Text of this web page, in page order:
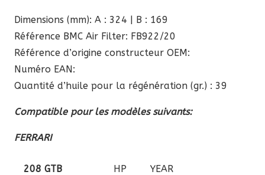
Dimensions (mm): A : 324 | B : 169
Référence BMC Air Filter: FB922/20
Référence d’origine constructeur OEM:
Numéro EAN:
Quantité d’huile pour la régénération (gr.) : 39
Compatible pour les modèles suivants:
FERRARI
208 GTB
HP
YEAR